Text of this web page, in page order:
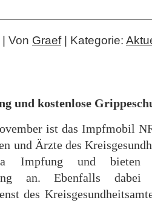
Von Graef| Kategorie:
und kostenlose
ist das Impfmobil
und Ärzte des
Impfung und bieten
an. Ebenfalls
des